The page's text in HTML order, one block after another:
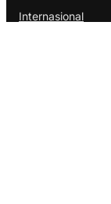
Internasional